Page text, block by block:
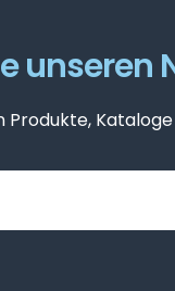
unseren
Produkte,